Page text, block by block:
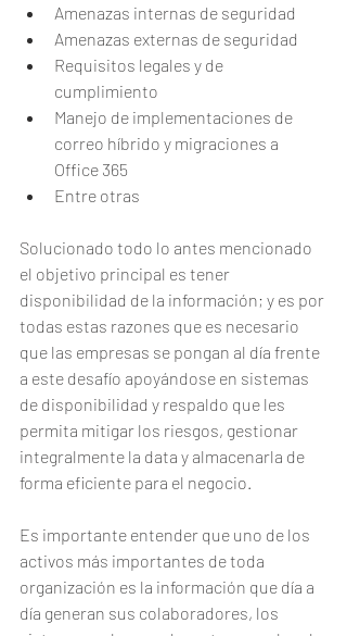
Amenazas internas de seguridad
Amenazas externas de seguridad
Requisitos legales y de
cumplimiento
Manejo de implementaciones de
correo híbrido y migraciones a
Office 365
Entre otras
Solucionado todo lo antes mencionado
el objetivo principal es tener
disponibilidad de la información; y es por
todas estas razones que es necesario
que las empresas se pongan al día frente
a este desafío apoyándose en sistemas
de disponibilidad y respaldo que les
permita mitigar los riesgos, gestionar
integralmente la data y almacenarla de
forma eficiente para el negocio.
Es importante entender que uno de los
activos más importantes de toda
organización es la información que día a
día generan sus colaboradores, los